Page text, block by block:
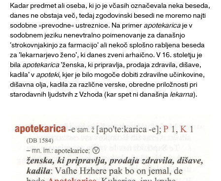
Kadar predmet ali oseba, ki jo je včasih označevala neka beseda,
danes ne obstaja več, tedaj zgodovinski besedi ne moremo najti
sodobne »prevodne« ustreznice. Na primer apotekarica je v
sodobnem jeziku nenevtralno poimenovanje za današnjo
'strokovnjakinjo za farmacijo' ali nekoč splošno rabljena beseda
za 'lekarnarjevo ženo', ki danes zveni arhaično. V 16. stoletju je
bila apotekarica'ženska, ki pripravlja, prodaja zdravila, dišave,
kadila' v apoteki, kjer je bilo mogoče dobiti zdravilne učinkovine,
dišavna olja, kadila za različne verske, obredne priložnosti pri
starodavnih ljudstvih z Vzhoda (kar spet ni današnja lekarna).